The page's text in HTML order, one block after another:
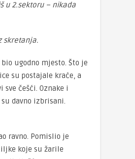
u 2.sektoru – nikada
skretanja.
ugodno mjesto. Što je
su postajale kraće, a
sve češći. Oznake i
davno izbrisani.
ravno. Pomislio je
koje su žarile